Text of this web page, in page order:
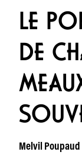
LE
DE
Melvil